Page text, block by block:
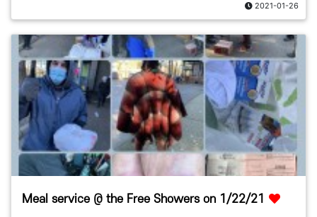
2021-01-26
Meal service @ the Free Showers on 1/22/21